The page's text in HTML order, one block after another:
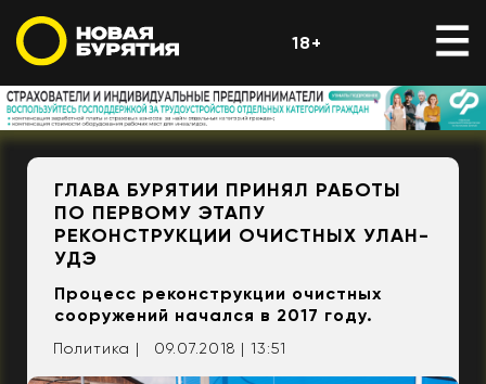
18+
ГЛАВА БУРЯТИИ ПРИНЯЛ РАБОТЫ
ПО ПЕРВОМУ ЭТАПУ
РЕКОНСТРУКЦИИ ОЧИСТНЫХ УЛАН-
УДЭ
Процесс реконструкции очистных
сооружений начался в 2017 году.
Политика | 09.07.2018 | 13:51